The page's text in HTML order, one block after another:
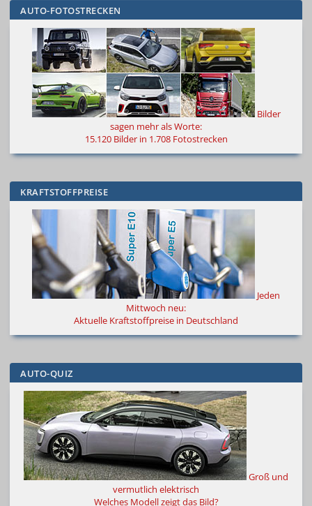
AUTO-FOTOSTRECKEN
Bilder
sagen mehr als Worte:
15.120 Bilder in 1.708 Fotostrecken
KRAFTSTOFFPREISE
Jeden
Mittwoch neu:
Aktuelle Kraftstoffpreise in Deutschland
AUTO-QUIZ
Groß und
vermutlich elektrisch
Welches Modell zeigt das Bild?